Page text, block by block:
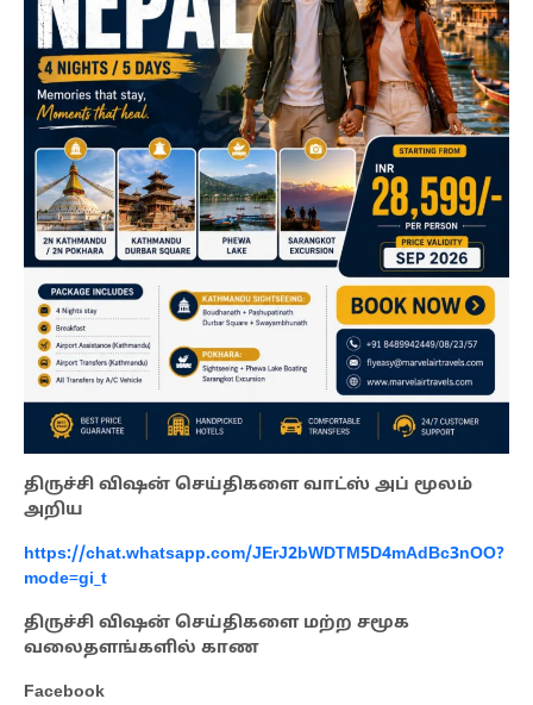
திருச்சி விஷன் செய்திகளை வாட்ஸ் அப் மூலம்
அறிய
https://chat.whatsapp.com/JErJ2bWDTM5D4mAdBc3nOO?
mode=gi_t
திருச்சி விஷன் செய்திகளை மற்ற சமூக
வலைதளங்களில் காண
Facebook